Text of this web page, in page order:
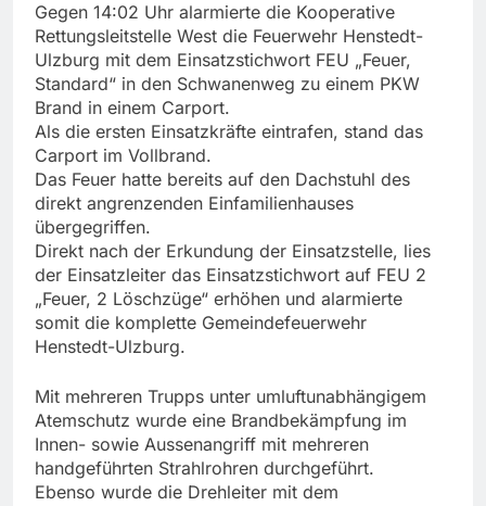
Gegen 14:02 Uhr alarmierte die Kooperative
Rettungsleitstelle West die Feuerwehr Henstedt-
Ulzburg mit dem Einsatzstichwort FEU „Feuer,
Standard“ in den Schwanenweg zu einem PKW
Brand in einem Carport.
Als die ersten Einsatzkräfte eintrafen, stand das
Carport im Vollbrand.
Das Feuer hatte bereits auf den Dachstuhl des
direkt angrenzenden Einfamilienhauses
übergegriffen.
Direkt nach der Erkundung der Einsatzstelle, lies
der Einsatzleiter das Einsatzstichwort auf FEU 2
„Feuer, 2 Löschzüge“ erhöhen und alarmierte
somit die komplette Gemeindefeuerwehr
Henstedt-Ulzburg.
Mit mehreren Trupps unter umluftunabhängigem
Atemschutz wurde eine Brandbekämpfung im
Innen- sowie Aussenangriff mit mehreren
handgeführten Strahlrohren durchgeführt.
Ebenso wurde die Drehleiter mit dem